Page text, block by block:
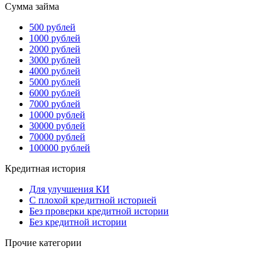
Сумма займа
500 рублей
1000 рублей
2000 рублей
3000 рублей
4000 рублей
5000 рублей
6000 рублей
7000 рублей
10000 рублей
30000 рублей
70000 рублей
100000 рублей
Кредитная история
Для улучшения КИ
С плохой кредитной историей
Без проверки кредитной истории
Без кредитной истории
Прочие категории